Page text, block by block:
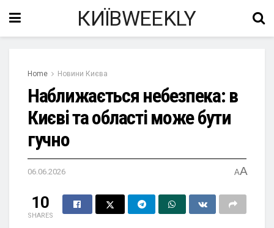
КИЇВWEEKLY
Home Новини Києва
Наближається небезпека: в
Києві та області може бути
гучно
06.06.2026 AA
10
SHARES